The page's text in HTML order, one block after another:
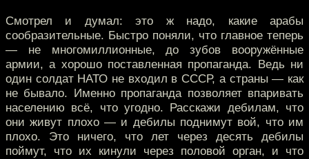
Смотрел и думал: это ж надо, какие арабы
сообразительные. Быстро поняли, что главное теперь
— не многомиллионные, до зубов вооружённые
армии, а хорошо поставленная пропаганда. Ведь ни
один солдат НАТО не входил в СССР, а страны — как
не бывало. Именно пропаганда позволяет впаривать
населению всё, что угодно. Расскажи дебилам, что
они живут плохо — и дебилы поднимут вой, что им
плохо. Это ничего, что лет через десять дебилы
поймут, что их кинули через половой орган, и что